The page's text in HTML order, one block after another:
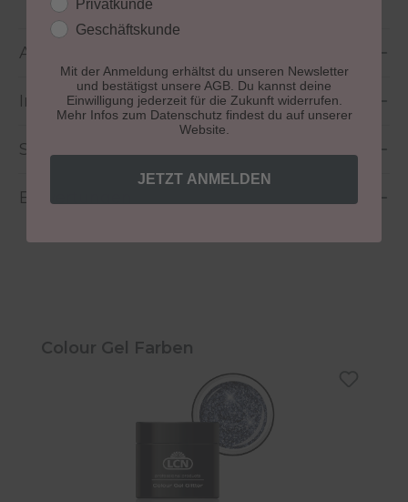
Anwendung
Inhaltsstoffe
Sicherheitshinweise
Bewertungen
Produktgalerie überspringen
Colour Gel Farben
Privatkunde
Geschäftskunde
Mit der Anmeldung erhältst du unseren Newsletter
und bestätigst unsere AGB. Du kannst deine
Einwilligung jederzeit für die Zukunft widerrufen.
Mehr Infos zum Datenschutz findest du auf unserer
Website.
JETZT ANMELDEN